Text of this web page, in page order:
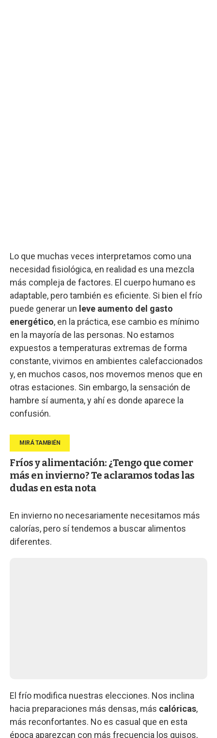
Lo que muchas veces interpretamos como una
necesidad fisiológica, en realidad es una mezcla
más compleja de factores. El cuerpo humano es
adaptable, pero también es eficiente. Si bien el frío
puede generar un leve aumento del gasto
energético, en la práctica, ese cambio es mínimo
en la mayoría de las personas. No estamos
expuestos a temperaturas extremas de forma
constante, vivimos en ambientes calefaccionados
y, en muchos casos, nos movemos menos que en
otras estaciones. Sin embargo, la sensación de
hambre sí aumenta, y ahí es donde aparece la
confusión.
Fríos y alimentación: ¿Tengo que comer
más en invierno? Te aclaramos todas las
dudas en esta nota
En invierno no necesariamente necesitamos más
calorías, pero sí tendemos a buscar alimentos
diferentes.
El frío modifica nuestras elecciones. Nos inclina
hacia preparaciones más densas, más calóricas,
más reconfortantes. No es casual que en esta
época aparezcan con más frecuencia los guisos,